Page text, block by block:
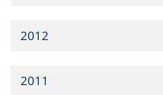
2012
2011